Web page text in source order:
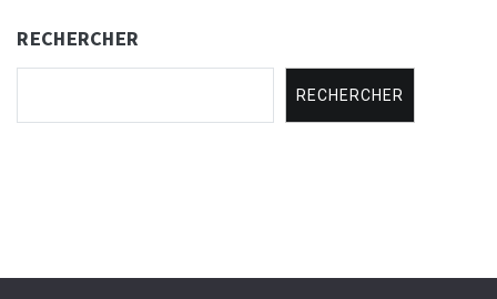
RECHERCHER
RECHERCHER